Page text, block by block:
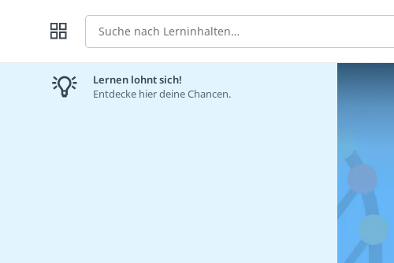
Suche
Lernen lohnt sich!
Entdecke hier deine Chancen.